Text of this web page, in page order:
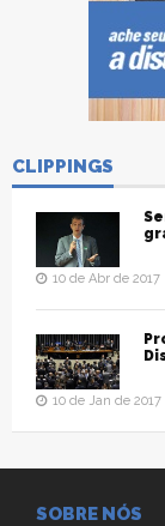
CLIPPINGS
10 de Abr de 2017
10 de Jan de 2017
SOBRE NÓS